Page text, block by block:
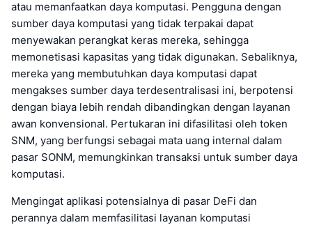
atau memanfaatkan daya komputasi. Pengguna dengan
sumber daya komputasi yang tidak terpakai dapat
menyewakan perangkat keras mereka, sehingga
memonetisasi kapasitas yang tidak digunakan. Sebaliknya,
mereka yang membutuhkan daya komputasi dapat
mengakses sumber daya terdesentralisasi ini, berpotensi
dengan biaya lebih rendah dibandingkan dengan layanan
awan konvensional. Pertukaran ini difasilitasi oleh token
SNM, yang berfungsi sebagai mata uang internal dalam
pasar SONM, memungkinkan transaksi untuk sumber daya
komputasi.
Mengingat aplikasi potensialnya di pasar DeFi dan
perannya dalam memfasilitasi layanan komputasi